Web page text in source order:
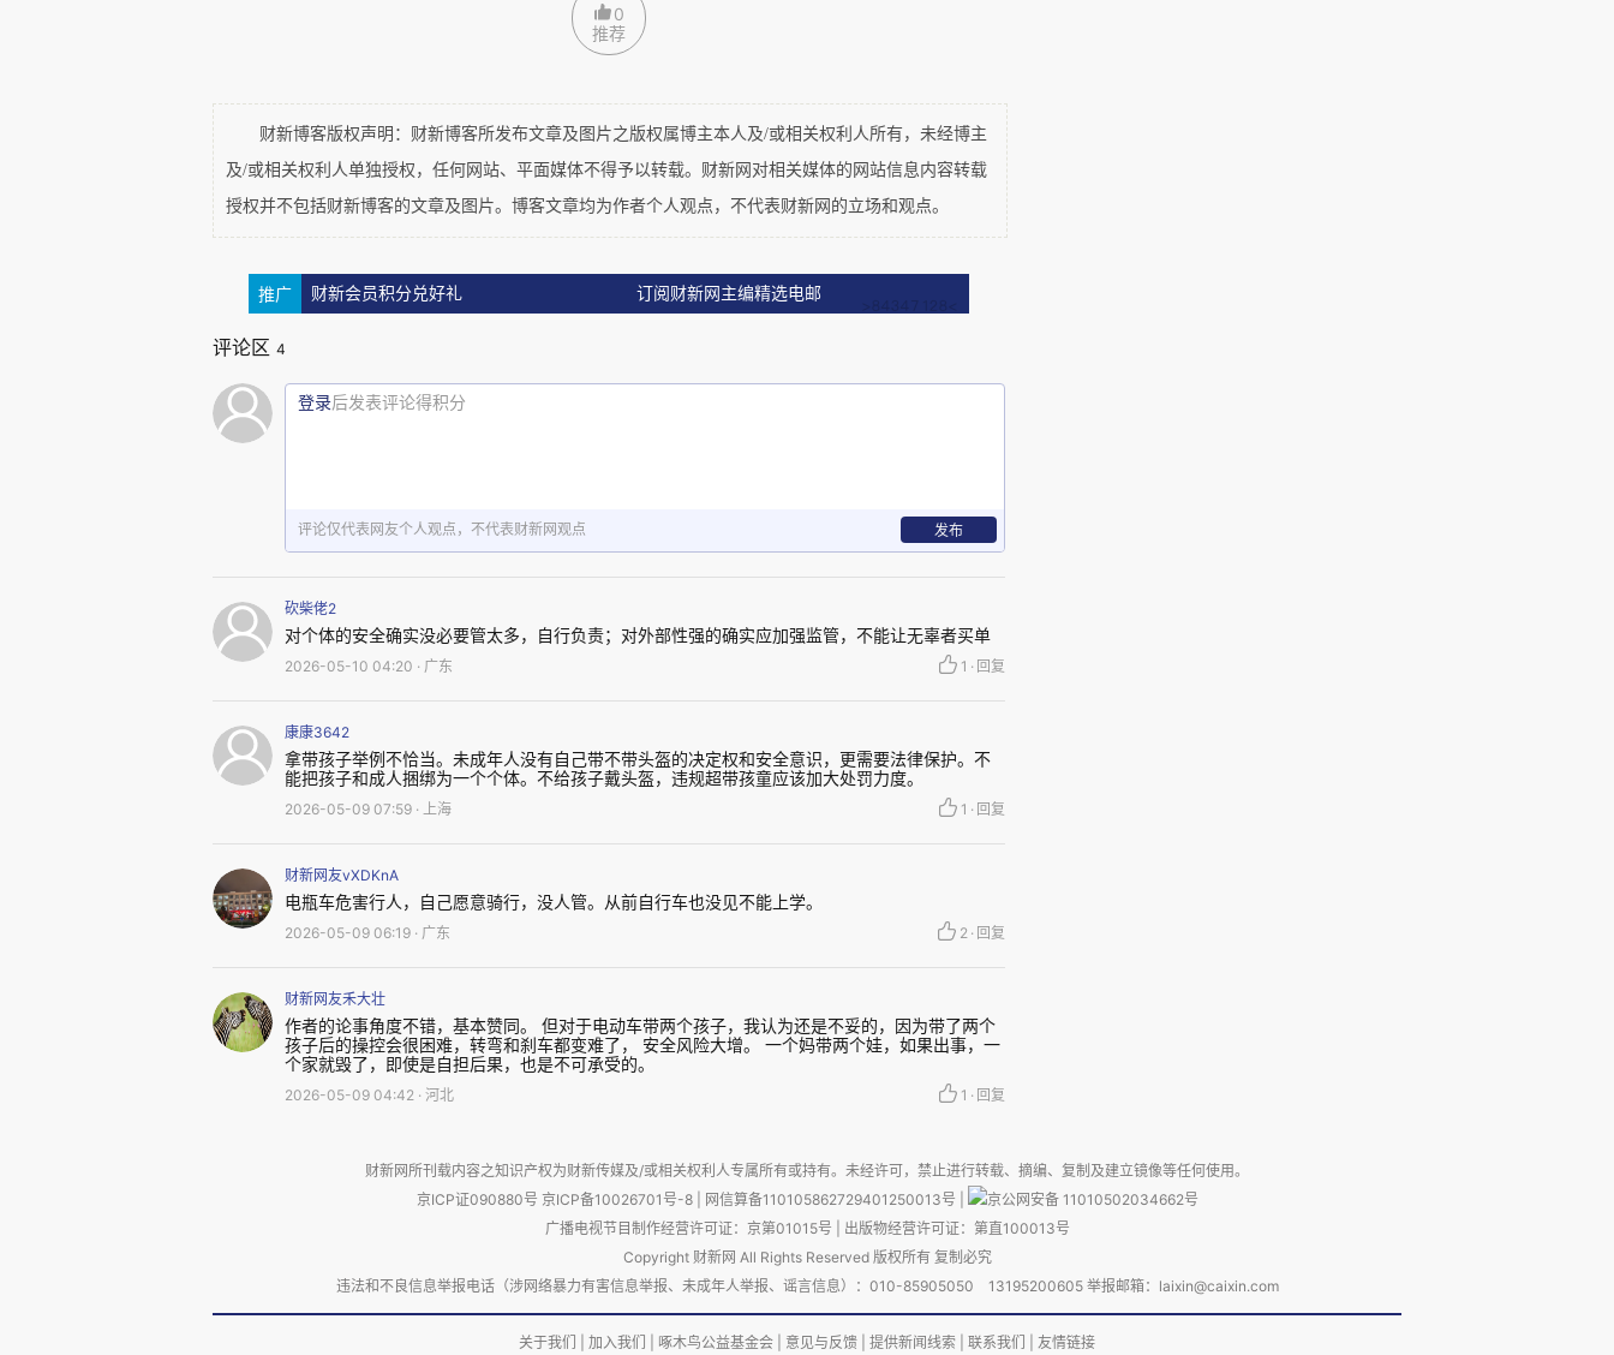
要概念，指一个经济主体的生产或消费行为，对无关第三方造成了额外的成本或损
害。简而言之，指对他人的影响，会不会危害到其他人。长跑不会危害到其他人，
顺着这个思路，去看电瓶车该怎么管理呢？现在的电瓶车新规，几乎都规定必须
佩戴头盔‌，违者警告或罚款10–50元。一些地方只‌允许搭载1名16岁以下未成年人‌。
电瓶车速度快，可能会危害到其他人，管制速度，是合理的。但电瓶车带两个小
托车的，摩托车的速度和重量都要比电瓶车大很多，对他人的风险也大很多，那
么，相应地，对电瓶车的管理，尺度上也应该宽松很多。
还有一个角度是，危险行为，是不是可替代的。换句话说，禁止了之后，会不会
长跑还有其他方式，不会产生“不能锻炼身体”这个损失。
再来看电瓶车，一个妈妈，放学要接两个孩子，一个小学，一个初中，甚至就在
一个学校。骑电瓶车只能带一个。回家15分钟，一来一去，就一个孩子就要等半小
时。一年260天，整整九年，都是如此。有可以替代的办法吗？还真没有。别说开
车，这就是何不食肉糜？更何况，开车有金钱之外的限制，比如放学时间停车难。
那么，既然马拉松都不管，为什么要管骑电瓶车接送两个小孩？当然，马拉松能
为地方带来很多好处，比如，举办赛事。但电瓶车带两个娃，让妈妈们方便一点，
野外徒步是一个比长跑更典型的例子，这几乎是完全的风险自担，不会危及他
人。事后救援也可以做出经济补偿。但各地都采取了严厉禁止的态度。
大多数中社会国人，包括受过高等教育的人，其实是没有多少理论化的社会常识
的，因为学校没有教过。在通识教育中，社会知识的内容是辩证法。更关键的是，
抽象，它可以涵盖一切，但难以提供一个具象化的思维范式，因此又是模糊的。比
0
推荐
财新博客版权声明：财新博客所发布文章及图片之版权属博主本人及/或相关权利人所有，未经博主
及/或相关权利人单独授权，任何网站、平面媒体不得予以转载。财新网对相关媒体的网站信息内容转载
授权并不包括财新博客的文章及图片。博客文章均为作者个人观点，不代表财新网的立场和观点。
推广 财新会员积分兑好礼 订阅财新网主编精选电邮
评论区 4
登录后发表评论得积分
评论仅代表网友个人观点，不代表财新网观点 发布
砍柴佬2
对个体的安全确实没必要管太多，自行负责；对外部性强的确实应加强监管，不能让无辜者买单
2026-05-10 04:20 · 广东 1 · 回复
康康3642
拿带孩子举例不恰当。未成年人没有自己带不带头盔的决定权和安全意识，更需要法律保护。不
能把孩子和成人捆绑为一个个体。不给孩子戴头盔，违规超带孩童应该加大处罚力度。
2026-05-09 07:59 · 上海 1 · 回复
财新网友vXDKnA
电瓶车危害行人，自己愿意骑行，没人管。从前自行车也没见不能上学。
2026-05-09 06:19 · 广东 2 · 回复
财新网友禾大壮
作者的论事角度不错，基本赞同。 但对于电动车带两个孩子，我认为还是不妥的，因为带了两个
孩子后的操控会很困难，转弯和刹车都变难了， 安全风险大增。 一个妈带两个娃，如果出事，一
个家就毁了，即使是自担后果，也是不可承受的。
2026-05-09 04:42 · 河北 1 · 回复
财新网所刊载内容之知识产权为财新传媒及/或相关权利人专属所有或持有。未经许可，禁止进行转载、摘编、复制及建立镜像等任何使用。
京ICP证090880号 京ICP备10026701号-8 网信算备110105862729401250013号
京公网安备 11010502034662号
广播电视节目制作经营许可证：京第01015号
出版物经营许可证：第直100013号
Copyright 财新网 All Rights Reserved 版权所有 复制必究
违法和不良信息举报电话（涉网络暴力有害信息举报、未成年人举报、谣言信息）：010-85905050 13195200605 举报邮箱：laixin@caixin.com
关于我们 加入我们 啄木鸟公益基金会 意见与反馈 提供新闻线索 联系我们 友情链接